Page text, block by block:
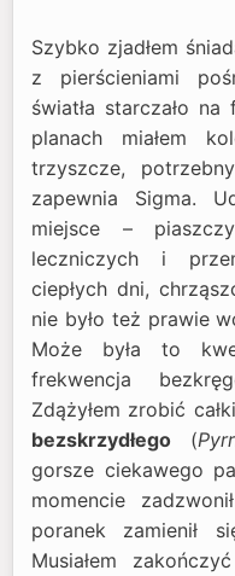
Szybko zjadłem
z pierścieniami
światła starczało
planach miałem
trzyszcze,
zapewnia Sigma.
miejsce –
leczniczych i
ciepłych dni,
nie było też prawie
Może była to
frekwencja
Zdążyłem zrobić
bezskrzydłego (
gorsze ciekawego
momencie
poranek zamienił
Musiałem